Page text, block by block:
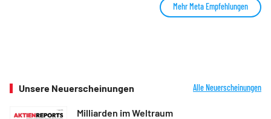
Mehr Meta Empfehlungen
Unsere Neuerscheinungen Alle Neuerscheinungen
Milliarden im Weltraum